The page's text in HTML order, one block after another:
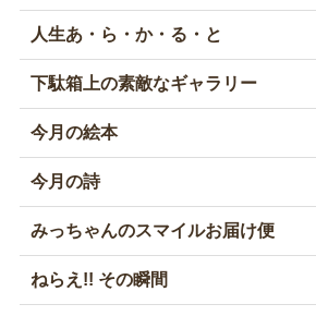
人生あ・ら・か・る・と
下駄箱上の素敵なギャラリー
今月の絵本
今月の詩
みっちゃんのスマイルお届け便
ねらえ!! その瞬間